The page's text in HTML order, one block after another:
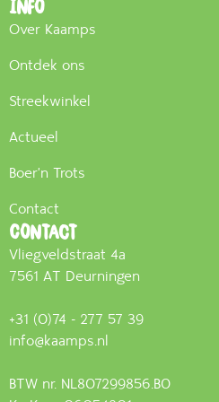
Info
Over Kaamps
Ontdek ons
Streekwinkel
Actueel
Boer'n Trots
Contact
Contact
Vliegveldstraat 4a
7561 AT Deurningen
+31 (0)74 - 277 57 39
info@kaamps.nl
BTW nr. NL807299856.B0